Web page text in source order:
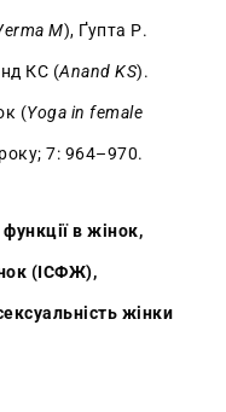
M), Ґупта Р.
КС (Anand KS).
(Yoga in female
7: 964–970.
в жінок,
(ІСФЖ),
жінки